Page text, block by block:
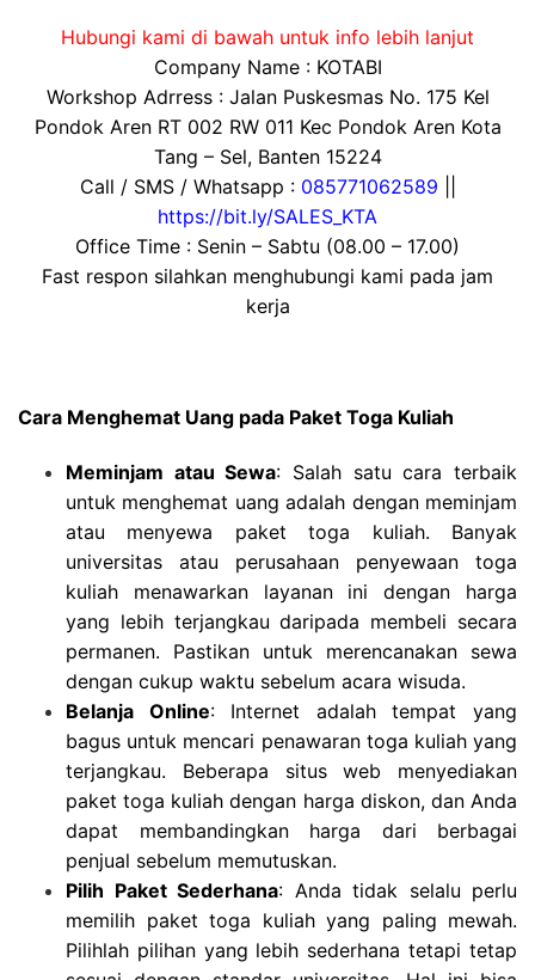
Hubungi kami di bawah untuk info lebih lanjut
Company Name : KOTABI
Workshop Adrress : Jalan Puskesmas No. 175 Kel
Pondok Aren RT 002 RW 011 Kec Pondok Aren Kota
Tang – Sel, Banten 15224
Call / SMS / Whatsapp : 085771062589
https://bit.ly/SALES_KTA
Office Time : Senin – Sabtu (08.00 – 17.00)
Fast respon silahkan menghubungi kami pada jam
kerja
Cara Menghemat Uang pada Paket Toga Kuliah
Meminjam atau Sewa: Salah satu cara terbaik
untuk menghemat uang adalah dengan meminjam
atau menyewa paket toga kuliah. Banyak
universitas atau perusahaan penyewaan toga
kuliah menawarkan layanan ini dengan harga
yang lebih terjangkau daripada membeli secara
permanen. Pastikan untuk merencanakan sewa
dengan cukup waktu sebelum acara wisuda.
Belanja Online: Internet adalah tempat yang
bagus untuk mencari penawaran toga kuliah yang
terjangkau. Beberapa situs web menyediakan
paket toga kuliah dengan harga diskon, dan Anda
dapat membandingkan harga dari berbagai
penjual sebelum memutuskan.
Pilih Paket Sederhana: Anda tidak selalu perlu
memilih paket toga kuliah yang paling mewah.
Pilihlah pilihan yang lebih sederhana tetapi tetap